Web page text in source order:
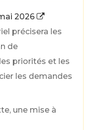
2026
précisera les
de
priorités et les
les demandes
une mise à